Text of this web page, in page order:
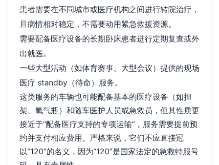
患者需要在不同城市或医疗机构之间进行转院治疗，
且病情相对稳定，不需要动用紧急救援资源。
需要配备医疗设备的长期卧床患者进行定期复查或外
出就医。
一些大型活动（如体育赛事、大型会议）提供的现场
医疗 standby（待命）服务。
这类服务的车辆也可能配备基本的医疗设备（如担
架、氧气瓶）和随车医护人员或急救员，但其性质更
接近于“配备医疗支持的专项运输”，服务需要提前预
约并支付相应费用。严格来说，它们不应直接冠
以“120”的名义，因为“120”是国家法定的急救特服号